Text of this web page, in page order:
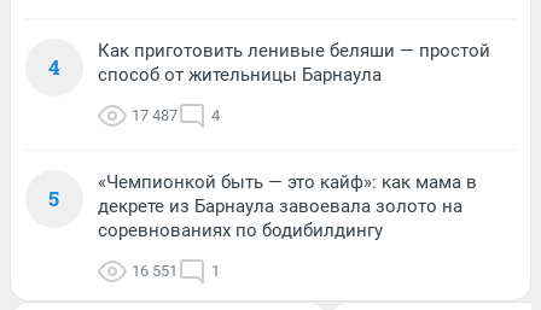
4
Как приготовить ленивые беляши — простой
способ от жительницы Барнаула
17 487 4
5
«Чемпионкой быть — это кайф»: как мама в
декрете из Барнаула завоевала золото на
соревнованиях по бодибилдингу
16 551 1